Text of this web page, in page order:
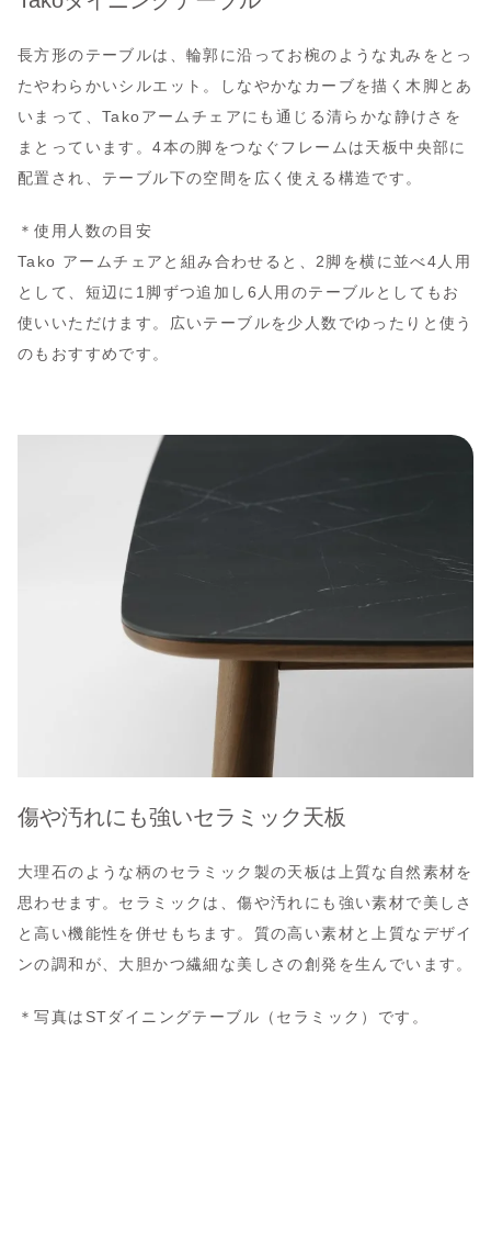
長方形のテーブルは、輪郭に沿ってお椀のような丸みをとっ
たやわらかいシルエット。しなやかなカーブを描く木脚とあ
いまって、Takoアームチェアにも通じる清らかな静けさを
まとっています。4本の脚をつなぐフレームは天板中央部に
配置され、テーブル下の空間を広く使える構造です。
＊使用人数の目安
Tako アームチェアと組み合わせると、2脚を横に並べ4人用
として、短辺に1脚ずつ追加し6人用のテーブルとしてもお
使いいただけます。広いテーブルを少人数でゆったりと使う
のもおすすめです。
傷や汚れにも強いセラミック天板
大理石のような柄のセラミック製の天板は上質な自然素材を
思わせます。セラミックは、傷や汚れにも強い素材で美しさ
と高い機能性を併せもちます。質の高い素材と上質なデザイ
ンの調和が、大胆かつ繊細な美しさの創発を生んでいます。
＊写真はSTダイニングテーブル（セラミック）です。